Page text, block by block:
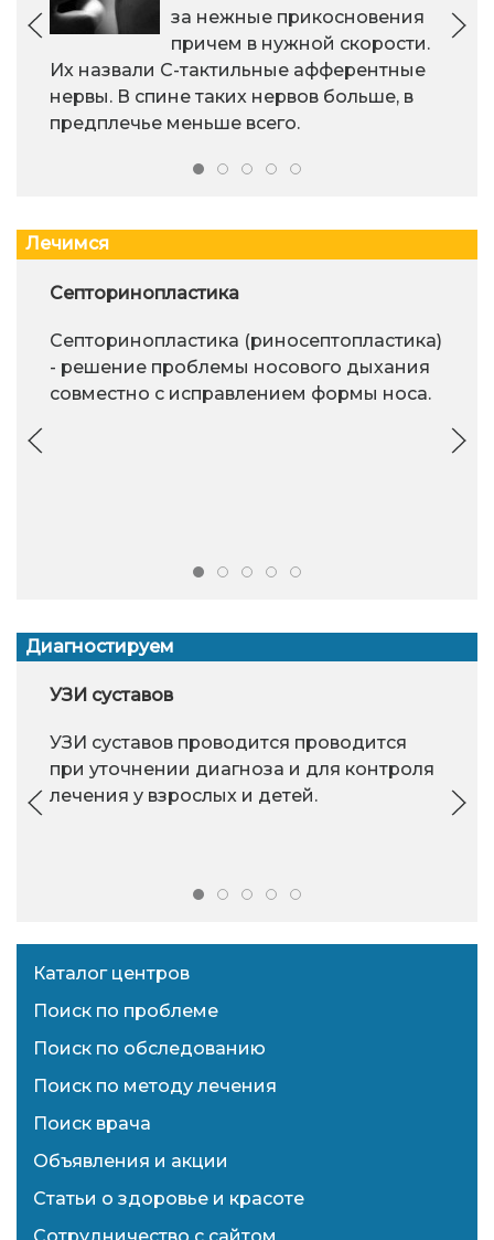
за нежные прикосновения
причем в нужной скорости.
Их назвали С-тактильные афферентные
нервы. В спине таких нервов больше, в
предплечье меньше всего.
Лечимся
Септоринопластика
Септоринопластика (риносептопластика)
- решение проблемы носового дыхания
совместно с исправлением формы носа.
Диагностируем
УЗИ суставов
УЗИ суставов проводится проводится
при уточнении диагноза и для контроля
лечения у взрослых и детей.
Каталог центров
Поиск по проблеме
Поиск по обследованию
Поиск по методу лечения
Поиск врача
Объявления и акции
Статьи о здоровье и красоте